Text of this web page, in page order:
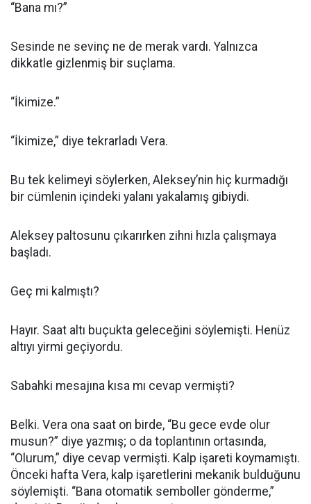
“Bana mı?”
Sesinde ne sevinç ne de merak vardı. Yalnızca
dikkatle gizlenmiş bir suçlama.
“İkimize.”
“İkimize,” diye tekrarladı Vera.
Bu tek kelimeyi söylerken, Aleksey’nin hiç kurmadığı
bir cümlenin içindeki yalanı yakalamış gibiydi.
Aleksey paltosunu çıkarırken zihni hızla çalışmaya
başladı.
Geç mi kalmıştı?
Hayır. Saat altı buçukta geleceğini söylemişti. Henüz
altıyı yirmi geçiyordu.
Sabahki mesajına kısa mı cevap vermişti?
Belki. Vera ona saat on birde, “Bu gece evde olur
musun?” diye yazmış; o da toplantının ortasında,
“Olurum,” diye cevap vermişti. Kalp işareti koymamıştı.
Önceki hafta Vera, kalp işaretlerini mekanik bulduğunu
söylemişti. “Bana otomatik semboller gönderme,”